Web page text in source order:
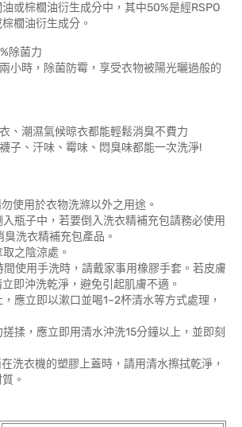
或棕櫚油衍生成分中，其中50%是經RSPO
櫚油衍生成分。
除菌力
小時，除菌防霉，享受衣物被陽光曬過般的
、潮濕氣候晾衣都能輕鬆消臭不費力
子、汗味、霉味、悶臭味都能一次洗淨!
使用於衣物洗滌以外之用途。
瓶子中，若要倒入洗衣精補充包請務必使用
洗衣精補充包產品。
之陰涼處。
使用手洗時，請戴家事用橡膠手套。若皮膚
即沖洗乾淨，避免引起肌膚不適。
應立即以漱口並喝1~2杯清水等方式處理，
揉，應立即用清水沖洗15分鐘以上，並即刻
洗衣機的塑膠上蓋時，請用清水擦拭乾淨，
。